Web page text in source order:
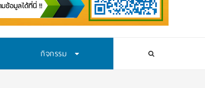
กิจกรรม